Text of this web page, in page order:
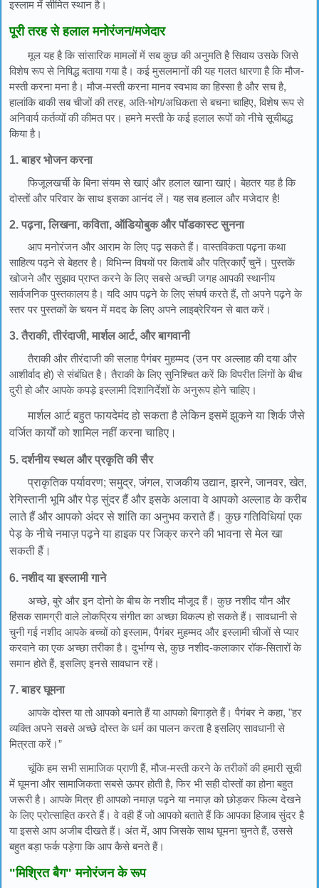
इस्लाम में सीमित स्थान है।
पूरी तरह से हलाल मनोरंजन/मजेदार
मूल यह है कि सांसारिक मामलों में सब कुछ की अनुमति है सिवाय उसके जिसे
विशेष रूप से निषिद्ध बताया गया है। कई मुसलमानों की यह गलत धारणा है कि मौज-
मस्ती करना मना है। मौज-मस्ती करना मानव स्वभाव का हिस्सा है और सच है,
हालांकि बाकी सब चीजों की तरह, अति-भोग/अधिकता से बचना चाहिए, विशेष रूप से
अनिवार्य कर्तव्यों की कीमत पर। हमने मस्ती के कई हलाल रूपों को नीचे सूचीबद्ध
किया है।
1. बाहर भोजन करना
फिजूलखर्ची के बिना संयम से खाएं और हलाल खाना खाएं। बेहतर यह है कि
दोस्तों और परिवार के साथ इसका आनंद लें। यह सब हलाल और मजेदार है!
2. पढ़ना, लिखना, कविता, ऑडियोबुक और पॉडकास्ट सुनना
आप मनोरंजन और आराम के लिए पढ़ सकते हैं। वास्तविकता पढ़ना कथा
साहित्य पढ़ने से बेहतर है। विभिन्न विषयों पर किताबें और पत्रिकाएँ चुनें। पुस्तकें
खोजने और सुझाव प्राप्त करने के लिए सबसे अच्छी जगह आपकी स्थानीय
सार्वजनिक पुस्तकालय है। यदि आप पढ़ने के लिए संघर्ष करते हैं, तो अपने पढ़ने के
स्तर पर पुस्तकों के चयन में मदद के लिए अपने लाइब्रेरियन से बात करें।
3. तैराकी, तीरंदाजी, मार्शल आर्ट, और बागवानी
तैराकी और तीरंदाजी की सलाह पैगंबर मुहम्मद (उन पर अल्लाह की दया और
आशीर्वाद हो) से संबंधित है। तैराकी के लिए सुनिश्चित करें कि विपरीत लिंगों के बीच
दुरी हो और आपके कपड़े इस्लामी दिशानिर्देशों के अनुरूप होने चाहिए।
मार्शल आर्ट बहुत फायदेमंद हो सकता है लेकिन इसमें झुकने या शिर्क जैसे
वर्जित कार्यों को शामिल नहीं करना चाहिए।
5. दर्शनीय स्थल और प्रकृति की सैर
प्राकृतिक पर्यावरण; समुद्र, जंगल, राजकीय उद्यान, झरने, जानवर, खेत,
रेगिस्तानी भूमि और पेड़ सुंदर हैं और इसके अलावा वे आपको अल्लाह के करीब
लाते हैं और आपको अंदर से शांति का अनुभव कराते हैं। कुछ गतिविधियां एक
पेड़ के नीचे नमाज़ पढ़ने या हाइक पर जिक्र करने की भावना से मेल खा
सकती हैं।
6. नशीद या इस्लामी गाने
अच्छे, बुरे और इन दोनो के बीच के नशीद मौजूद हैं। कुछ नशीद यौन और
हिंसक सामग्री वाले लोकप्रिय संगीत का अच्छा विकल्प हो सकते हैं। सावधानी से
चुनी गई नशीद आपके बच्चों को इस्लाम, पैगंबर मुहम्मद और इस्लामी चीजों से प्यार
करवाने का एक अच्छा तरीका है। दुर्भाग्य से, कुछ नशीद-कलाकार रॉक-सितारों के
समान होते हैं, इसलिए इनसे सावधान रहें।
7. बाहर घूमना
आपके दोस्त या तो आपको बनाते हैं या आपको बिगाड़ते हैं। पैगंबर ने कहा, "हर
व्यक्ति अपने सबसे अच्छे दोस्त के धर्म का पालन करता है इसलिए सावधानी से
मित्रता करें।”
चूंकि हम सभी सामाजिक प्राणी हैं, मौज-मस्ती करने के तरीकों की हमारी सूची
में घूमना और सामाजिकता सबसे ऊपर होती है, फिर भी सही दोस्तों का होना बहुत
जरूरी है। आपके मित्र ही आपको नमाज़ पढ़ने या नमाज़ को छोड़कर फिल्म देखने
के लिए प्रोत्साहित करते हैं। वे वही हैं जो आपको बताते हैं कि आपका हिजाब सुंदर है
या इससे आप अजीब दीखते हैं। अंत में, आप जिसके साथ घूमना चुनते हैं, उससे
बहुत बड़ा फर्क पड़ेगा कि आप कैसे बनते हैं।
"मिश्रित बैग" मनोरंजन के रूप